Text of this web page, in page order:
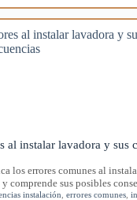
al instalar lavadora y sus
los errores comunes al
y comprende sus posibles
instalación ,errores comunes ,